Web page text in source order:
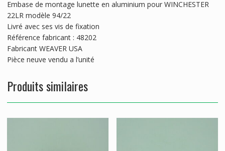
Embase de montage lunette en aluminium pour WINCHESTER
22LR modèle 94/22
Livré avec ses vis de fixation
Référence fabricant : 48202
Fabricant WEAVER USA
Pièce neuve vendu a l’unité
Produits similaires